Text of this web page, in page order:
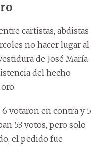
cartistas, abdistas
no hacer lugar al
de José María
del hecho
votaron en contra y 5
53 votos, pero solo
el pedido fue